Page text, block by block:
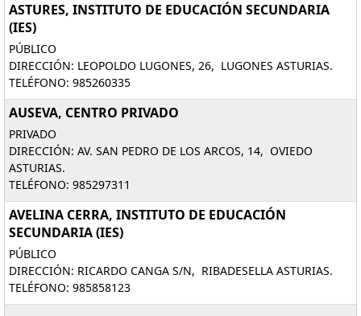
ASTURES, INSTITUTO DE EDUCACIÓN SECUNDARIA
(IES)
PÚBLICO
DIRECCIÓN: LEOPOLDO LUGONES, 26, LUGONES ASTURIAS.
TELÉFONO: 985260335
AUSEVA, CENTRO PRIVADO
PRIVADO
DIRECCIÓN: AV. SAN PEDRO DE LOS ARCOS, 14, OVIEDO
ASTURIAS.
TELÉFONO: 985297311
AVELINA CERRA, INSTITUTO DE EDUCACIÓN
SECUNDARIA (IES)
PÚBLICO
DIRECCIÓN: RICARDO CANGA S/N, RIBADESELLA ASTURIAS.
TELÉFONO: 985858123